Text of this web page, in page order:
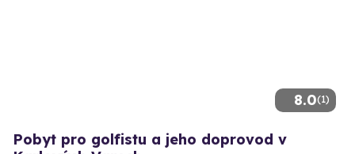
8.0(1)
Pobyt pro golfistu a jeho doprovod v